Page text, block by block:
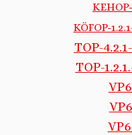
KÖFOP-
TOP-
TOP-